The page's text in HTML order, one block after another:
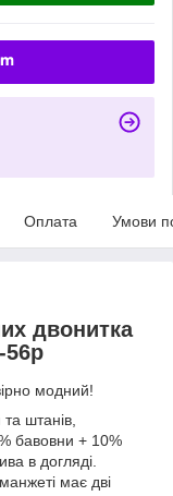
Оплата Умови
двонитка
56р
модний!
штанів,
бавовни + 10%
в догляді.
має дві